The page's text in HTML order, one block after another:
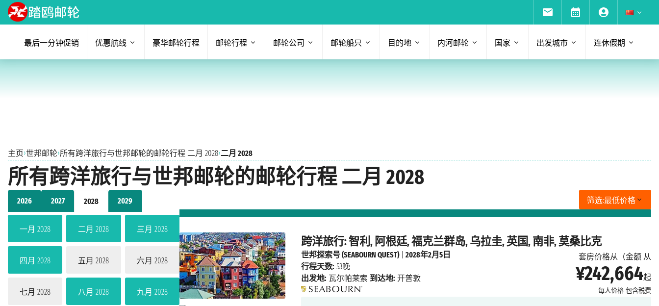
最后一分钟促销 优惠航线 豪华邮轮行程 邮轮行程 邮轮公司 邮轮船只 目的地 内河邮轮 国家 出发城市 连休假期
主页›世邦邮轮›所有跨洋旅行与世邦邮轮的邮轮行程 二月 2028›二月 2028
所有跨洋旅行与世邦邮轮的邮轮行程 二月 2028
2026 2027 2028 2029
一月 2028 二月 2028 三月 2028
四月 2028 五月 2028 六月 2028
七月 2028 八月 2028 九月 2028
筛选:最低价格
跨洋旅行: 智利, 阿根廷, 福克兰群岛, 乌拉圭, 英国, 南非, 莫桑比克
套房价格从（金额 从
¥242,664起
每人价格 包含税费
世邦探索号 (SEABOURN QUEST)|2028年2月5日
行程天数: 53晚
出发地: 瓦尔帕莱索 到达地: 开普敦